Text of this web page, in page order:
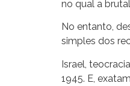
no qual a
No entanto,
simples dos
Israel,
1945. E,